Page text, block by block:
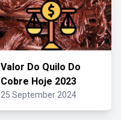
Valor Do Quilo Do
Cobre Hoje 2023
25 September 2024